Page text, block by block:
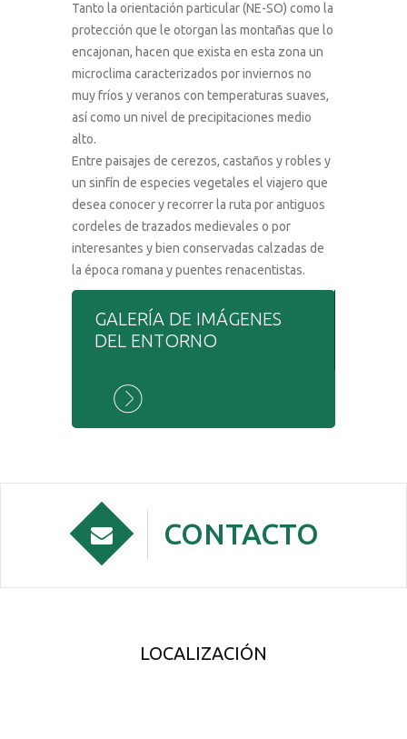
Tanto la orientación particular (NE-SO) como la
protección que le otorgan las montañas que lo
encajonan, hacen que exista en esta zona un
microclima caracterizados por inviernos no
muy fríos y veranos con temperaturas suaves,
así como un nivel de precipitaciones medio
alto.
Entre paisajes de cerezos, castaños y robles y
un sinfín de especies vegetales el viajero que
desea conocer y recorrer la ruta por antiguos
cordeles de trazados medievales o por
interesantes y bien conservadas calzadas de
la época romana y puentes renacentistas.
GALERÍA DE IMÁGENES
DEL ENTORNO
CONTACTO
LOCALIZACIÓN